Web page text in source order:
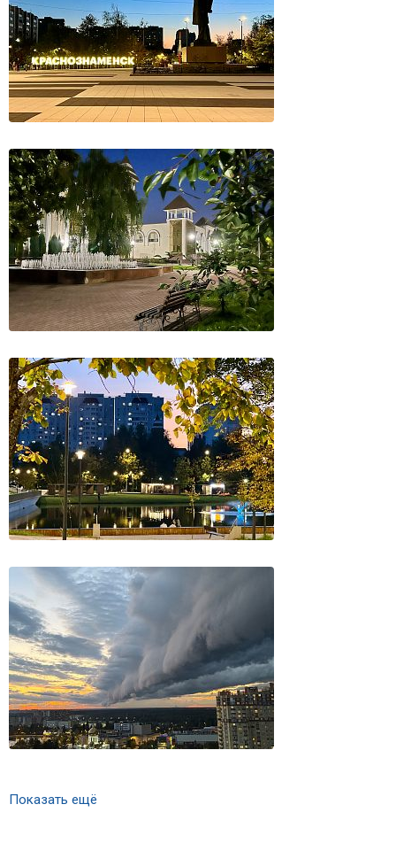
Показать ещё